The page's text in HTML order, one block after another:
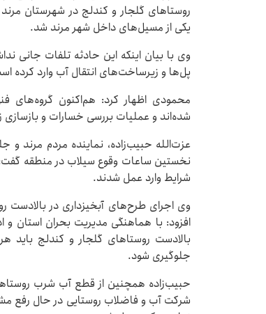
روستاهای گلجار و کندلج در شهرستان
یکی از مسیل‌های داخل شهر مرند شد.
وی با بیان اینکه این حادثه تلفات جانی
پل‌ها و زیرساخت‌های انتقال آب وارد کرده
محمودی اظهار کرد: هم‌اکنون گروه‌های
شده‌اند و عملیات بررسی خسارات و
عزت‌الله حبیب‌زاده، نماینده مردم مرند و
نخستین ساعات وقوع سیلاب در منطقه گفت:
شرایط وارد عمل شدند.
وی اجرای طرح‌های آبخیزداری در بالادست
افزود: با هماهنگی مدیریت بحران استان
بالادست روستاهای گلجار و کندلج باید
جلوگیری شود.
حبیب‌زاده همچنین از قطع آب شرب
شرکت آب و فاضلاب روستایی در حال رفع